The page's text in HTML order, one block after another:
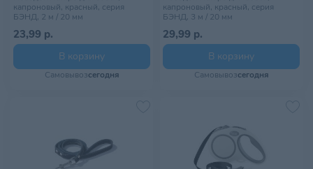
капроновый, красный, серия
БЭНД, 2 м / 20 мм
23,99 р.
В корзину
Самовывозсегодня
капроновый, красный, серия
БЭНД, 3 м / 20 мм
29,99 р.
В корзину
Самовывозсегодня